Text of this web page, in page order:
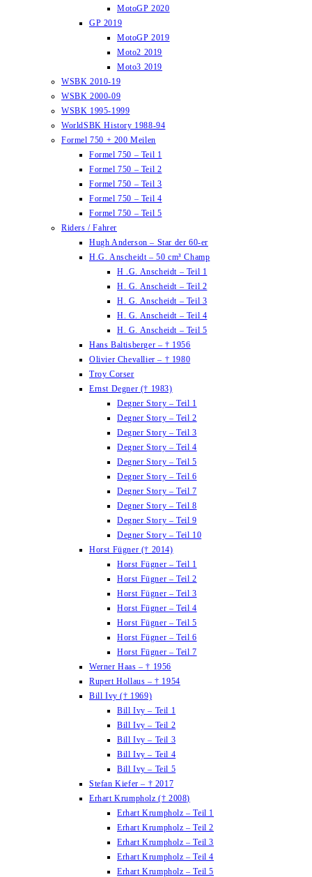
MotoGP 2020
GP 2019
MotoGP 2019
Moto2 2019
Moto3 2019
WSBK 2010-19
WSBK 2000-09
WSBK 1995-1999
WorldSBK History 1988-94
Formel 750 + 200 Meilen
Formel 750 – Teil 1
Formel 750 – Teil 2
Formel 750 – Teil 3
Formel 750 – Teil 4
Formel 750 – Teil 5
Riders / Fahrer
Hugh Anderson – Star der 60-er
H.G. Anscheidt – 50 cm³ Champ
H .G. Anscheidt – Teil 1
H. G. Anscheidt – Teil 2
H. G. Anscheidt – Teil 3
H. G. Anscheidt – Teil 4
H. G. Anscheidt – Teil 5
Hans Baltisberger – † 1956
Olivier Chevallier – † 1980
Troy Corser
Ernst Degner († 1983)
Degner Story – Teil 1
Degner Story – Teil 2
Degner Story – Teil 3
Degner Story – Teil 4
Degner Story – Teil 5
Degner Story – Teil 6
Degner Story – Teil 7
Degner Story – Teil 8
Degner Story – Teil 9
Degner Story – Teil 10
Horst Fügner († 2014)
Horst Fügner – Teil 1
Horst Fügner – Teil 2
Horst Fügner – Teil 3
Horst Fügner – Teil 4
Horst Fügner – Teil 5
Horst Fügner – Teil 6
Horst Fügner – Teil 7
Werner Haas – † 1956
Rupert Hollaus – † 1954
Bill Ivy († 1969)
Bill Ivy – Teil 1
Bill Ivy – Teil 2
Bill Ivy – Teil 3
Bill Ivy – Teil 4
Bill Ivy – Teil 5
Stefan Kiefer – † 2017
Erhart Krumpholz († 2008)
Erhart Krumpholz – Teil 1
Erhart Krumpholz – Teil 2
Erhart Krumpholz – Teil 3
Erhart Krumpholz – Teil 4
Erhart Krumpholz – Teil 5